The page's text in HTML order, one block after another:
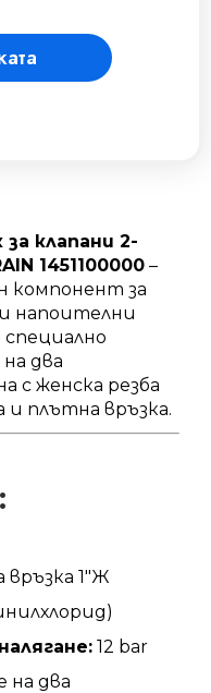
за клапани 2-
1451100000 –
компонент за
напоителни
два
с женска резба
и плътна връзка.
връзка 1″Ж
12 bar
на два